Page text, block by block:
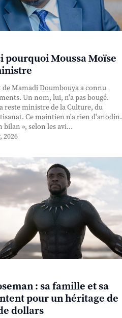
pourquoi Moussa Moïse
Mamadi Doumbouya a connu
Un nom, lui, n'a pas bougé.
reste ministre de la Culture, du
Ce maintien n'a rien d'anodin.
bilan », selon les avi...
2026
: sa famille et sa
pour un héritage de
dollars